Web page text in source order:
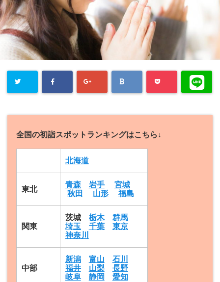
全国の初詣スポットランキングはこちら↓
北海道
東北
青森 岩手
宮城
秋田
山形 福島
関東
茨城 栃木
群馬
埼玉
千葉
東京
神奈川
中部
新潟 富山
石川
福井
山梨
長野
岐阜
静岡 愛知